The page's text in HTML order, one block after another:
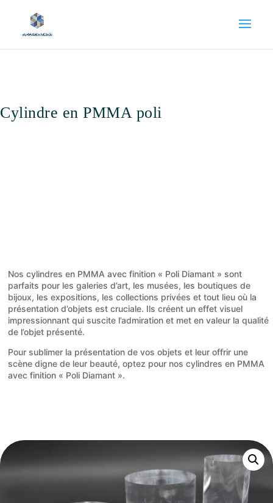
Cylindre en PMMA poli
Nos cylindres en PMMA avec finition « Poli Diamant » sont
parfaits pour les galeries d’art, les musées, les boutiques de
bijoux, les expositions, les collections privées et tout lieu où la
présentation d’objets est cruciale. Ils créent un effet visuel
impressionnant qui suscite l’admiration et met en valeur la qualité
de l’objet présenté.
Pour sublimer la présentation de vos objets et leur offrir une
scène digne de leur beauté, optez pour nos cylindres en PMMA
avec finition « Poli Diamant ».